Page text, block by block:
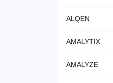
ALQEN
AMALYTIX
AMALYZE